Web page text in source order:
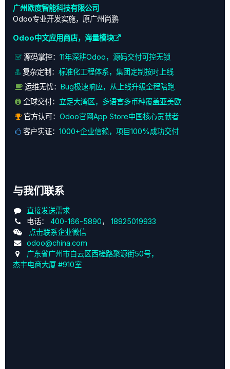
广州欧度智能科技有限公司
Odoo专业开发实施，原广州尚鹏
Odoo中文应用商店，海量模块
源码掌控： 11年深耕Odoo，源码交付可控无锁
复杂定制： 标准化工程体系，集团定制按时上线
运维无忧： Bug极速响应，从上线升级全程陪跑
全球交付： 立足大湾区，多语言多币种覆盖亚美欧
官方认可： Odoo官网App Store中国核心贡献者
客户实证： 1000+企业信赖，项目100%成功交付
与我们联系
直接发送需求
电话： 400-166-5890， 18925019933
点击联系企业微信
odoo@china.com
广东省广州市白云区西槎路聚源街50号，
杰丰电商大厦 #910室